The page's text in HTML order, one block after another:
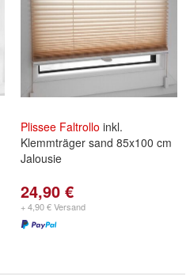
Plissee Faltrollo inkl.
Klemmträger sand 85x100 cm
Jalousie
24,90 €
+ 4,90 € Versand